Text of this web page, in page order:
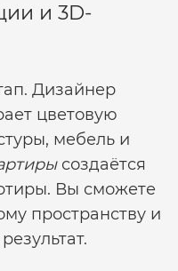
и 3D-
Дизайнер
цветовую
мебель и
создаётся
Вы сможете
пространству и